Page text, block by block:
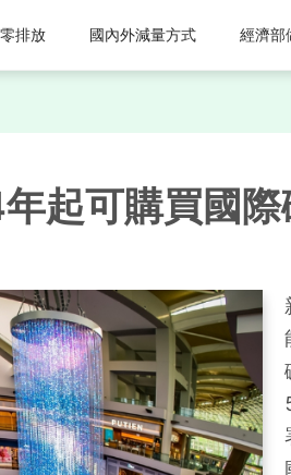
排放 國內外減量方式 經濟部
起可購買國